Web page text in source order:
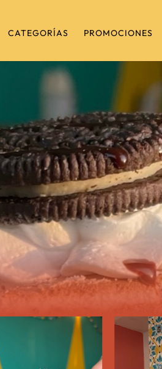
CATEGORÍAS PROMOCIONES